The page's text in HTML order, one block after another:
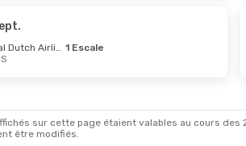
Klm Royal Dutch Airlines 1 Escale
sur cette page étaient valables au cours
être modifiés.